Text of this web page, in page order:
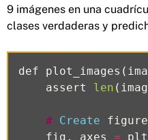
9 imágenes en una
clases verdaderas y
def plot_images (
assert
len (
# Create figure
fig , axes = plt